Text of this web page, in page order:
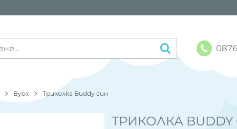
Byox Триколка Buddy син
ТРИКОЛКА